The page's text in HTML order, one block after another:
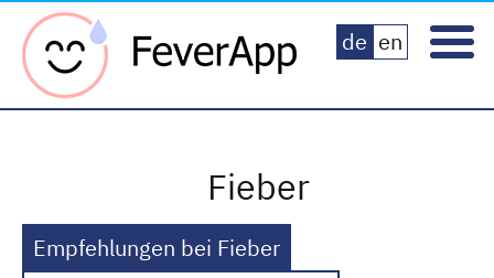
Fever App
de en
Fieber
Empfehlungen bei Fieber